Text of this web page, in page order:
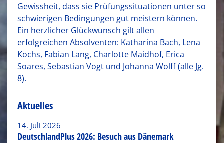
Gewissheit, dass sie Prüfungssituationen unter so
schwierigen Bedingungen gut meistern können.
Ein herzlicher Glückwunsch gilt allen
erfolgreichen Absolventen: Katharina Bach, Lena
Kochs, Fabian Lang, Charlotte Maidhof, Erica
Soares, Sebastian Vogt und Johanna Wolff (alle Jg.
8).
Aktuelles
14. Juli 2026
DeutschlandPlus 2026: Besuch aus Dänemark